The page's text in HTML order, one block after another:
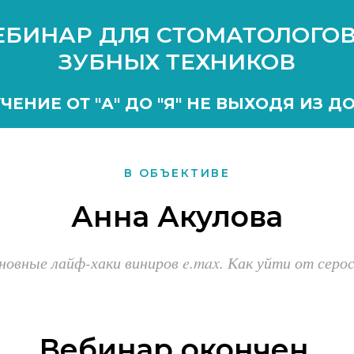
ДЛЯ
ЗУБНЫХ ТЕХНИКОВ
ОТ "А" ДО "Я" НЕ ВЫХОДЯ ИЗ
В ОБЪЕКТИВЕ
Анна Акулова
лайф-хаки виниров e.max. Как уйти от